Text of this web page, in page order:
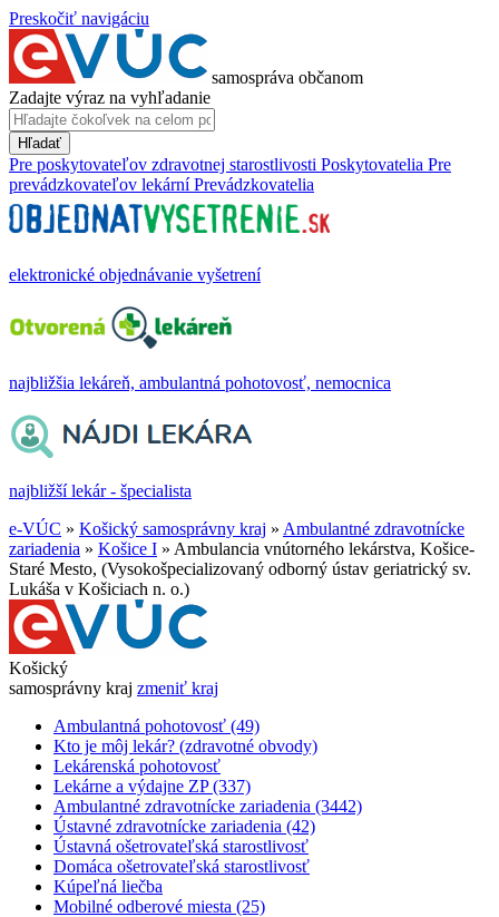
Preskočiť navigáciu
samospráva občanom
Zadajte výraz na vyhľadanie
Hľadať
Pre poskytovateľov zdravotnej starostlivosti Poskytovatelia Pre
prevádzkovateľov lekární Prevádzkovatelia
elektronické objednávanie vyšetrení
najbližšia lekáreň, ambulantná pohotovosť, nemocnica
najbližší lekár - špecialista
e-VÚC » Košický samosprávny kraj » Ambulantné zdravotnícke
zariadenia » Košice I » Ambulancia vnútorného lekárstva, Košice-
Staré Mesto, (Vysokošpecializovaný odborný ústav geriatrický sv.
Lukáša v Košiciach n. o.)
Košický
samosprávny kraj zmeniť kraj
Ambulantná pohotovosť (49)
Kto je môj lekár? (zdravotné obvody)
Lekárenská pohotovosť
Lekárne a výdajne ZP (337)
Ambulantné zdravotnícke zariadenia (3442)
Ústavné zdravotnícke zariadenia (42)
Ústavná ošetrovateľská starostlivosť
Domáca ošetrovateľská starostlivosť
Kúpeľná liečba
Mobilné odberové miesta (25)